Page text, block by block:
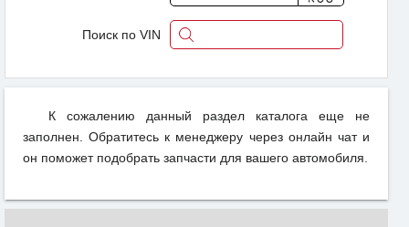
Поиск по VIN
К сожалению данный раздел каталога еще не
заполнен. Обратитесь к менеджеру через онлайн чат и
он поможет подобрать запчасти для вашего автомобиля.